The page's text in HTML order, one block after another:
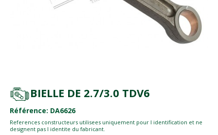
BIELLE DE 2.7/3.0 TDV6
Référence: DA6626
References constructeurs utilisees uniquement pour l identification et ne
designent pas l identite du fabricant.